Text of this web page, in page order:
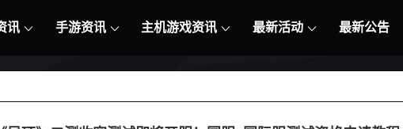
讯 手游资讯 主机游戏资讯 最新活动 最新公告